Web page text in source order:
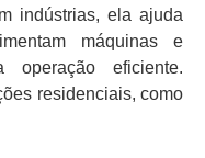
indústrias, ela ajuda
máquinas e
operação eficiente.
residenciais, como